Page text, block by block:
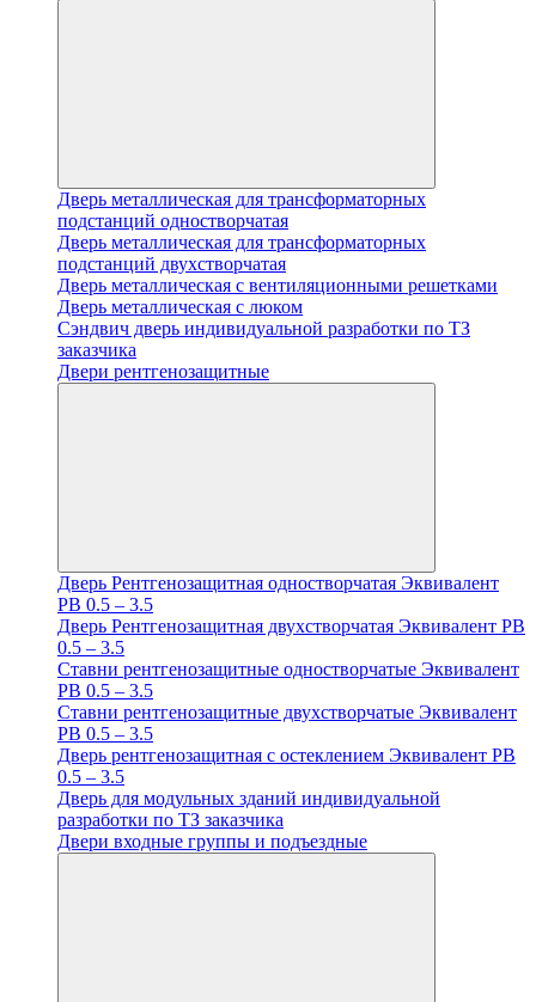
Дверь металлическая для трансформаторных
подстанций одностворчатая
Дверь металлическая для трансформаторных
подстанций двухстворчатая
Дверь металлическая с вентиляционными решетками
Дверь металлическая с люком
Cэндвич дверь индивидуальной разработки по ТЗ
заказчика
Двери рентгенозащитные
Дверь Рентгенозащитная одностворчатая Эквивалент
PB 0.5 – 3.5
Дверь Рентгенозащитная двухстворчатая Эквивалент PB
0.5 – 3.5
Ставни рентгенозащитные одностворчатые Эквивалент
PB 0.5 – 3.5
Ставни рентгенозащитные двухстворчатые Эквивалент
PB 0.5 – 3.5
Дверь рентгенозащитная с остеклением Эквивалент PB
0.5 – 3.5
Дверь для модульных зданий индивидуальной
разработки по ТЗ заказчика
Двери входные группы и подъездные